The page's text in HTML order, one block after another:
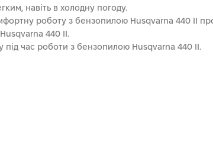
навіть в холодну погоду.
роботу з бензопилою Husqvarna 440 II
440 II.
під час роботи з бензопилою Husqvarna 440 II.